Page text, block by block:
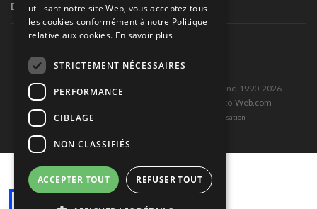
Divers
Tous droits réservés © Les Éditions Pole-Position inc. 1990-2026
Ce site est produit et hébergé par Montréal-Photo-Web.com
Politique de confidentialité et Conditions d’utilisation
utilisant notre site Web, vous acceptez tous
les cookies conformément à notre Politique
relative aux cookies. En savoir plus
STRICTEMENT NÉCESSAIRES
PERFORMANCE
CIBLAGE
NON CLASSIFIÉS
ACCEPTER TOUT REFUSER TOUT